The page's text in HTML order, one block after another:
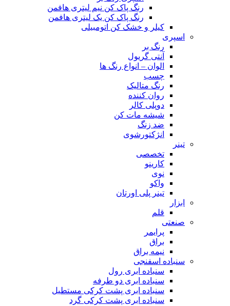
رنگ پاک کن نیم لیتری هافمن
رنگ پاک کن یک لیتری هافمن
کیلر و خشک کن اتومبیلی
اسپری
رنگ بر
آنتی گریول
الوان – انواع رنگ ها
چسب
رنگ متالیک
روان کننده
دوپلی کالر
شیشه مات کن
ضد زنگ
انژکتورشوی
تینر
تخصصی
کارینو
نوی
واکو
تینر پلی اورتان
ابزار
قلم
صنعتی
پرایمر
براق
نیمه براق
سنباده اسفنجی
سنباده ابری رول
سنباده ابری دو طرفه
سنباده ابری پشت کرکی مستطیل
سنباده ابری پشت کرکی گرد